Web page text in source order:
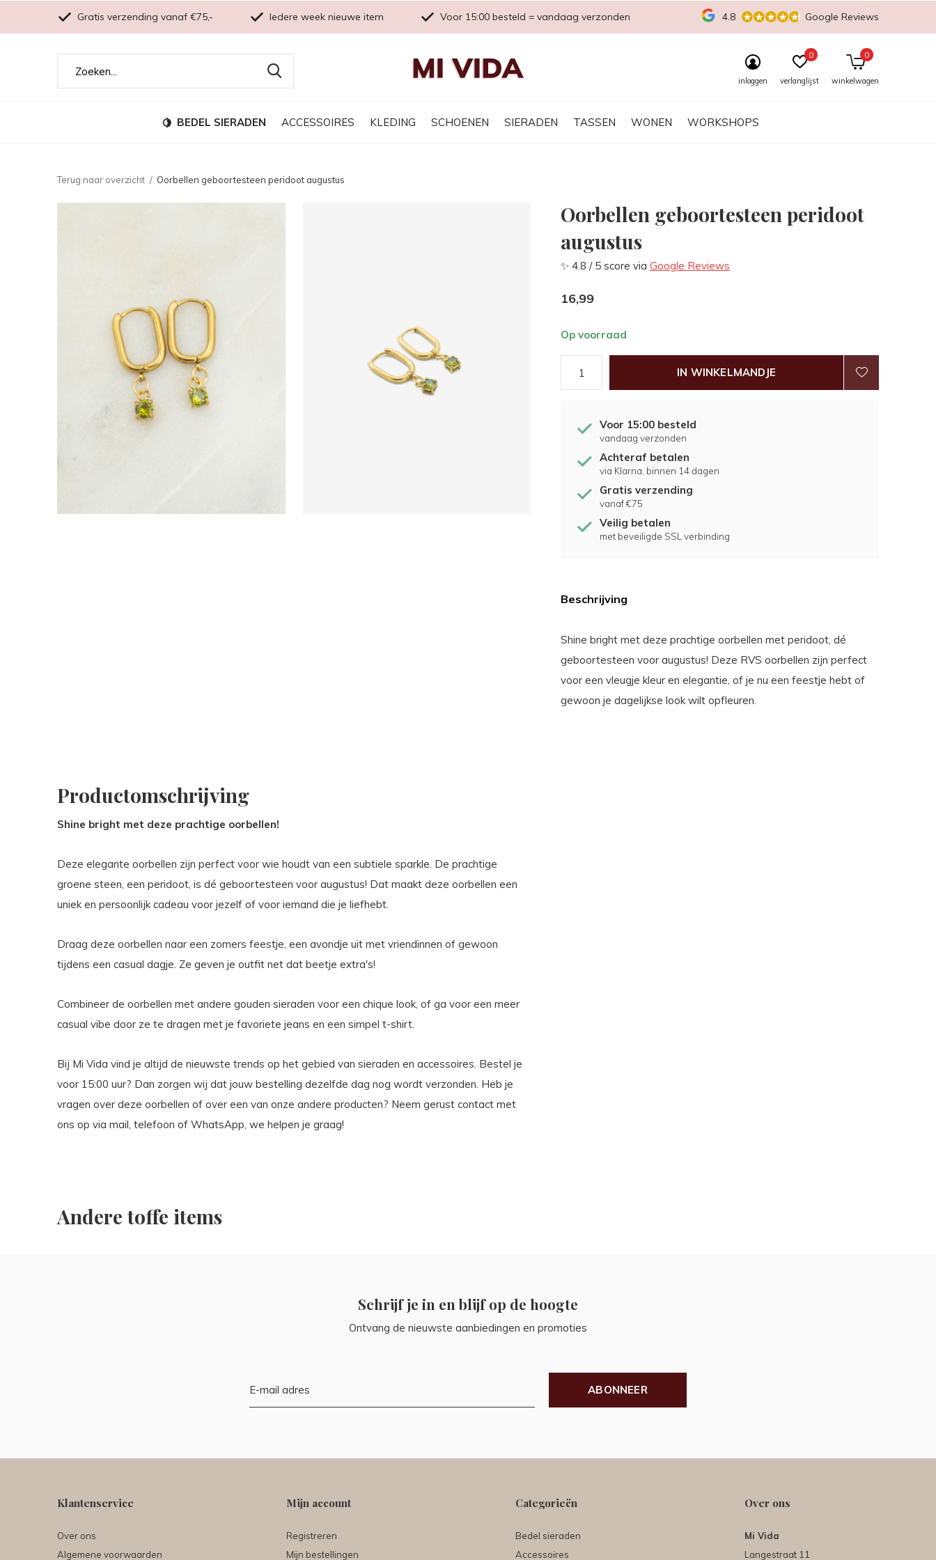
BEDEL SIERADEN ACCESSOIRES KLEDING SCHOENEN SIERADEN TASSEN WONEN WORKSHOPS
inloggen verlanglijst
0
winkelwagen
0
Gratis verzending vanaf €75,- Iedere week nieuwe item Voor 15:00 besteld = vandaag verzonden 4.8 Google Reviews
Terug naar overzicht Oorbellen geboortesteen peridoot augustus
Oorbellen geboortesteen peridoot
augustus
✨ 4.8 / 5 score via Google Reviews
16,99
Op voorraad
IN WINKELMANDJE
Voor 15:00 besteld
vandaag verzonden
Achteraf betalen
via Klarna, binnen 14 dagen
Gratis verzending
vanaf €75
Veilig betalen
met beveiligde SSL verbinding
Beschrijving
Shine bright met deze prachtige oorbellen met peridoot, dé
geboortesteen voor augustus! Deze RVS oorbellen zijn perfect
voor een vleugje kleur en elegantie, of je nu een feestje hebt of
gewoon je dagelijkse look wilt opfleuren.
Productomschrijving
Shine bright met deze prachtige oorbellen!
Deze elegante oorbellen zijn perfect voor wie houdt van een subtiele sparkle. De prachtige
groene steen, een peridoot, is dé geboortesteen voor augustus! Dat maakt deze oorbellen een
uniek en persoonlijk cadeau voor jezelf of voor iemand die je liefhebt.
Draag deze oorbellen naar een zomers feestje, een avondje uit met vriendinnen of gewoon
tijdens een casual dagje. Ze geven je outfit net dat beetje extra's!
Combineer de oorbellen met andere gouden sieraden voor een chique look, of ga voor een meer
casual vibe door ze te dragen met je favoriete jeans en een simpel t-shirt.
Bij Mi Vida vind je altijd de nieuwste trends op het gebied van sieraden en accessoires. Bestel je
voor 15:00 uur? Dan zorgen wij dat jouw bestelling dezelfde dag nog wordt verzonden. Heb je
vragen over deze oorbellen of over een van onze andere producten? Neem gerust contact met
ons op via mail, telefoon of WhatsApp, we helpen je graag!
Andere toffe items
Schrijf je in en blijf op de hoogte
Ontvang de nieuwste aanbiedingen en promoties
ABONNEER
Klantenservice
Over ons
Algemene voorwaarden
Mijn account
Registreren
Mijn bestellingen
Categorieën
Bedel sieraden
Accessoires
Over ons
Mi Vida
Langestraat 11